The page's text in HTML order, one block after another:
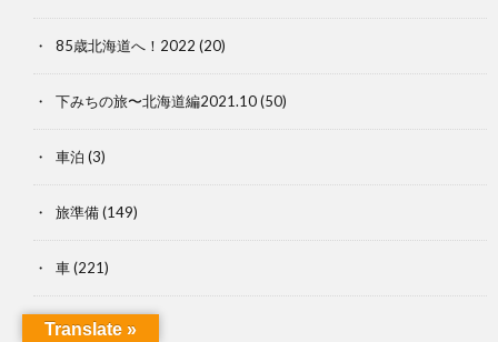
85歳北海道へ！2022 (20)
下みちの旅〜北海道編2021.10(50)
車泊 (3)
旅準備(149)
車(221)
貨物船手配(7)
Translate »